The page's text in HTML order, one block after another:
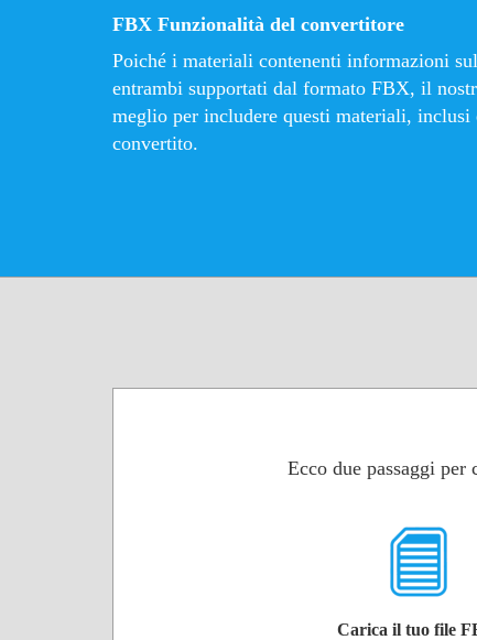
FBX Funzionalità del convertitore
Poiché i materiali contenenti informazioni
entrambi supportati dal formato FBX, il
meglio per includere questi materiali,
convertito.
Ecco due passaggi
Carica il tuo file